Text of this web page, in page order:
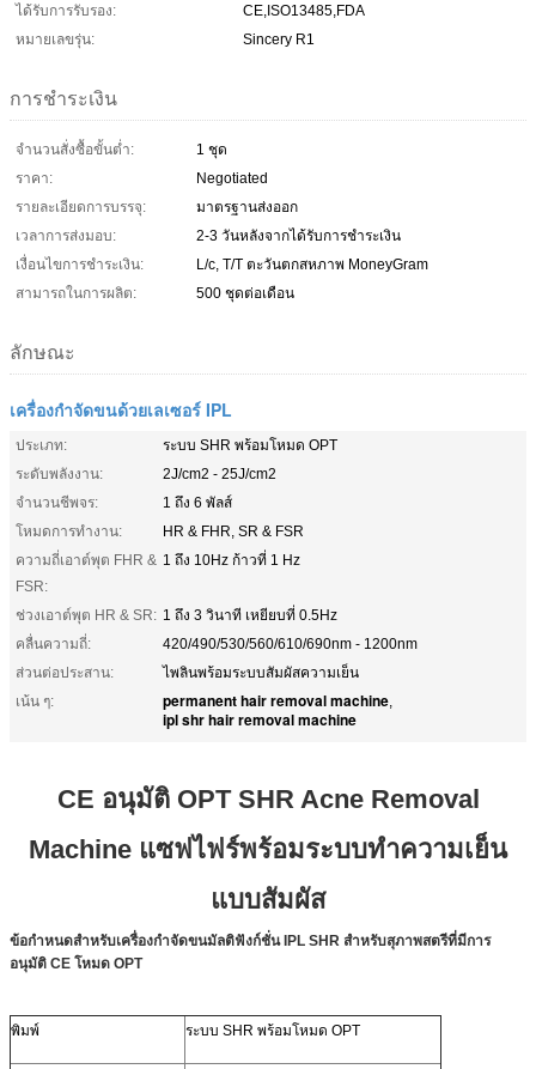
ได้รับการรับรอง:
CE,ISO13485,FDA
หมายเลขรุ่น:
Sincery R1
การชำระเงิน
จำนวนสั่งซื้อขั้นต่ำ:
1 ชุด
ราคา:
Negotiated
รายละเอียดการบรรจุ:
มาตรฐานส่งออก
เวลาการส่งมอบ:
2-3 วันหลังจากได้รับการชำระเงิน
เงื่อนไขการชำระเงิน:
L/c, T/T ตะวันตกสหภาพ MoneyGram
สามารถในการผลิต:
500 ชุดต่อเดือน
ลักษณะ
เครื่องกำจัดขนด้วยเลเซอร์ IPL
ประเภท:
ระบบ SHR พร้อมโหมด OPT
ระดับพลังงาน:
2J/cm2 - 25J/cm2
จำนวนชีพจร:
1 ถึง 6 พัลส์
โหมดการทำงาน:
HR & FHR, SR & FSR
ความถี่เอาต์พุต FHR &
FSR:
1 ถึง 10Hz ก้าวที่ 1 Hz
ช่วงเอาต์พุต HR & SR: 1 ถึง 3 วินาที เหยียบที่ 0.5Hz
คลื่นความถี่:
420/490/530/560/610/690nm - 1200nm
ส่วนต่อประสาน:
ไพลินพร้อมระบบสัมผัสความเย็น
เน้น ๆ:
permanent hair removal machine,
ipl shr hair removal machine
CE อนุมัติ OPT SHR Acne Removal
Machine แซฟไฟร์พร้อมระบบทำความเย็น
แบบสัมผัส
ข้อกำหนดสำหรับเครื่องกำจัดขนมัลติฟังก์ชั่น IPL SHR สำหรับสุภาพสตรีที่มีการ
อนุมัติ CE โหมด OPT
พิมพ์ ระบบ SHR พร้อมโหมด OPT